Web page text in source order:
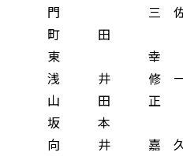
三 佐
田
幸
井 修 一
田 正
坂 本
井 嘉 久